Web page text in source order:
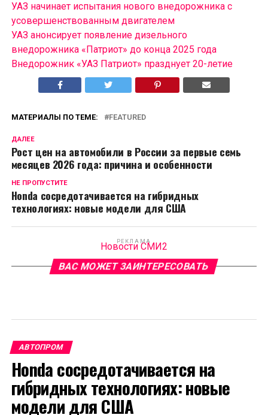
УАЗ начинает испытания нового внедорожника с
усовершенствованным двигателем
УАЗ анонсирует появление дизельного
внедорожника «Патриот» до конца 2025 года
Внедорожник «УАЗ Патриот» празднует 20-летие
МАТЕРИАЛЫ ПО ТЕМЕ: FEATURED
ДАЛЕЕ
Рост цен на автомобили в России за первые семь
месяцев 2026 года: причина и особенности
НЕ ПРОПУСТИТЕ
Honda сосредотачивается на гибридных
технологиях: новые модели для США
РЕКЛАМА
Новости СМИ2
ВАС МОЖЕТ ЗАИНТЕРЕСОВАТЬ
АВТОПРОМ
Honda сосредотачивается на
гибридных технологиях: новые
модели для США